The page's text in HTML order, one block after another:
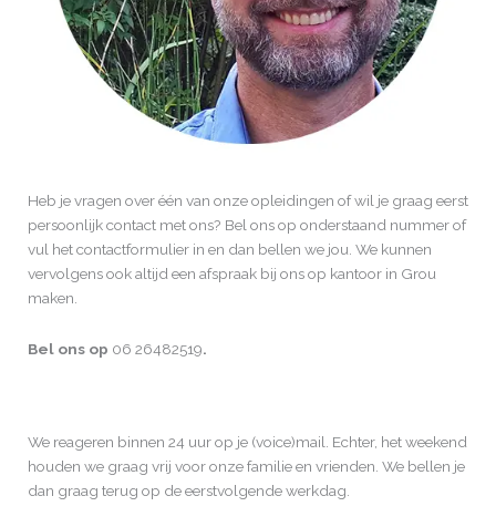
Heb je vragen over één van onze opleidingen of wil je graag eerst
persoonlijk contact met ons? Bel ons op onderstaand nummer of
vul het contactformulier in en dan bellen we jou. We kunnen
vervolgens ook altijd een afspraak bij ons op kantoor in Grou
maken.
Bel ons op 06 26482519.
We reageren binnen 24 uur op je (voice)mail. Echter, het weekend
houden we graag vrij voor onze familie en vrienden. We bellen je
dan graag terug op de eerstvolgende werkdag.